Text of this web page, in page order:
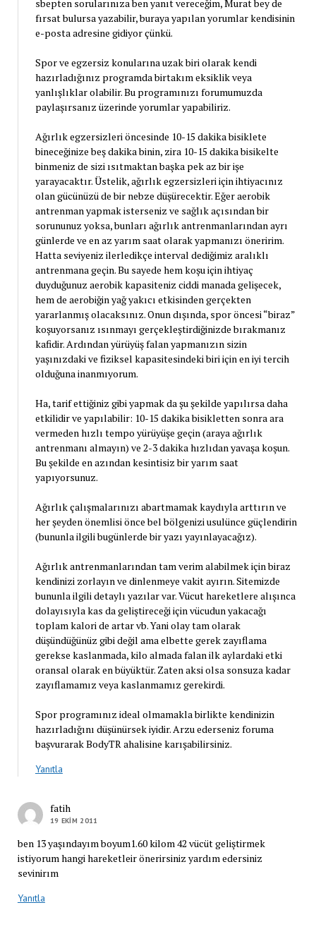
sbepten sorularınıza ben yanıt vereceğim, Murat bey de
fırsat bulursa yazabilir, buraya yapılan yorumlar kendisinin
e-posta adresine gidiyor çünkü.
Spor ve egzersiz konularına uzak biri olarak kendi
hazırladığınız programda birtakım eksiklik veya
yanlışlıklar olabilir. Bu programınızı forumumuzda
paylaşırsanız üzerinde yorumlar yapabiliriz.
Ağırlık egzersizleri öncesinde 10-15 dakika bisiklete
bineceğinize beş dakika binin, zira 10-15 dakika bisikelte
binmeniz de sizi ısıtmaktan başka pek az bir işe
yarayacaktır. Üstelik, ağırlık egzersizleri için ihtiyacınız
olan gücünüzü de bir nebze düşürecektir. Eğer aerobik
antrenman yapmak isterseniz ve sağlık açısından bir
sorununuz yoksa, bunları ağırlık antrenmanlarından ayrı
günlerde ve en az yarım saat olarak yapmanızı öneririm.
Hatta seviyeniz ilerledikçe interval dediğimiz aralıklı
antrenmana geçin. Bu sayede hem koşu için ihtiyaç
duyduğunuz aerobik kapasiteniz ciddi manada gelişecek,
hem de aerobiğin yağ yakıcı etkisinden gerçekten
yararlanmış olacaksınız. Onun dışında, spor öncesi “biraz”
koşuyorsanız ısınmayı gerçekleştirdiğinizde bırakmanız
kafidir. Ardından yürüyüş falan yapmanızın sizin
yaşınızdaki ve fiziksel kapasitesindeki biri için en iyi tercih
olduğuna inanmıyorum.
Ha, tarif ettiğiniz gibi yapmak da şu şekilde yapılırsa daha
etkilidir ve yapılabilir: 10-15 dakika bisikletten sonra ara
vermeden hızlı tempo yürüyüşe geçin (araya ağırlık
antrenmanı almayın) ve 2-3 dakika hızlıdan yavaşa koşun.
Bu şekilde en azından kesintisiz bir yarım saat
yapıyorsunuz.
Ağırlık çalışmalarınızı abartmamak kaydıyla arttırın ve
her şeyden önemlisi önce bel bölgenizi usulünce güçlendirin
(bununla ilgili bugünlerde bir yazı yayınlayacağız).
Ağırlık antrenmanlarından tam verim alabilmek için biraz
kendinizi zorlayın ve dinlenmeye vakit ayırın. Sitemizde
bununla ilgili detaylı yazılar var. Vücut hareketlere alışınca
dolayısıyla kas da geliştireceği için vücudun yakacağı
toplam kalori de artar vb. Yani olay tam olarak
düşündüğünüz gibi değil ama elbette gerek zayıflama
gerekse kaslanmada, kilo almada falan ilk aylardaki etki
oransal olarak en büyüktür. Zaten aksi olsa sonsuza kadar
zayıflamamız veya kaslanmamız gerekirdi.
Spor programınız ideal olmamakla birlikte kendinizin
hazırladığını düşünürsek iyidir. Arzu ederseniz foruma
başvurarak BodyTR ahalisine karışabilirsiniz.
Yanıtla
fatih
19 EKIM 2011
ben 13 yaşındayım boyum1.60 kilom 42 vücüt geliştirmek
istiyorum hangi hareketleir önerirsiniz yardım edersiniz
sevinirım
Yanıtla